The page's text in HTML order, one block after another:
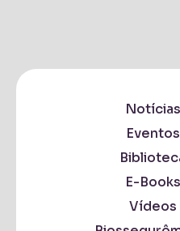
Notícias
Eventos
E-Books
Vídeos